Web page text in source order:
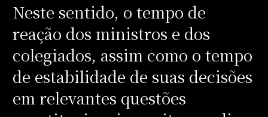
Neste sentido, o tempo de
reação dos ministros e dos
colegiados, assim como o tempo
de estabilidade de suas decisões
em relevantes questões